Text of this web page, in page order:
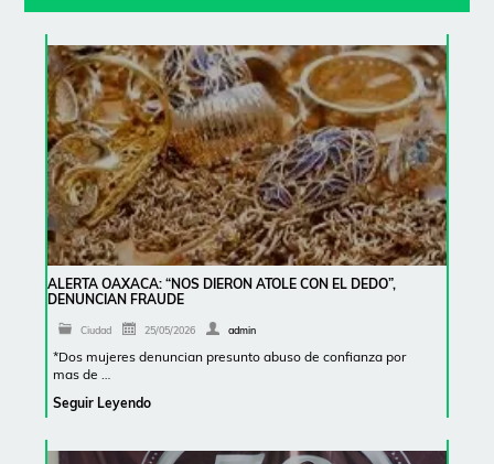
ALERTA OAXACA: “NOS DIERON ATOLE CON EL DEDO”,
DENUNCIAN FRAUDE
Ciudad 25/05/2026 admin
*Dos mujeres denuncian presunto abuso de confianza por
mas de …
Seguir Leyendo